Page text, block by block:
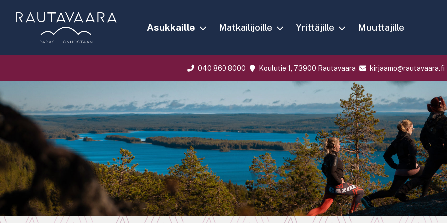
Asukkaille Matkailijoille Yrittäjille Muuttajille
040 860 8000 Koulutie 1, 73900 Rautavaara kirjaamo@rautavaara.fi